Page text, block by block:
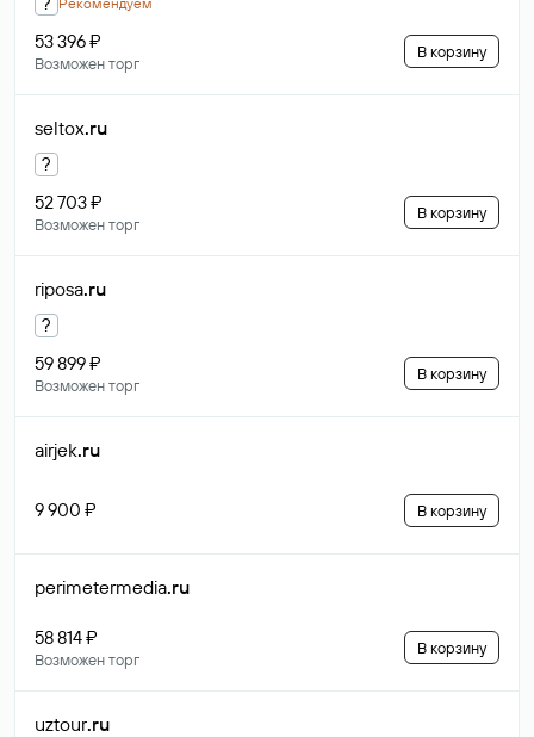
53 396 ₽
Возможен торг
В корзину
seltox.ru
?
52 703 ₽
Возможен торг
В корзину
riposa.ru
?
59 899 ₽
Возможен торг
В корзину
airjek.ru
9 900 ₽ В корзину
perimetermedia.ru
58 814 ₽
Возможен торг
В корзину
uztour.ru